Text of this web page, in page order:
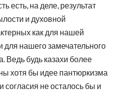
есть, на деле, результат
и духовной
как для нашей
для нашего замечательного
Ведь будь казахи более
хотя бы идее пантюркизма
не осталось бы и